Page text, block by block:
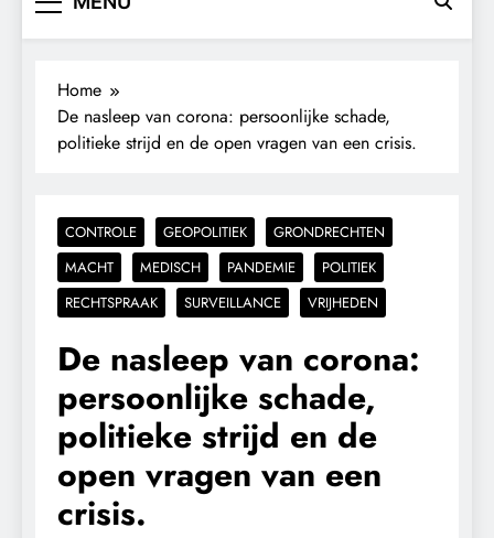
Home
De nasleep van corona: persoonlijke schade,
politieke strijd en de open vragen van een crisis.
CONTROLE GEOPOLITIEK
GRONDRECHTEN
MACHT
MEDISCH PANDEMIE
POLITIEK
RECHTSPRAAK
SURVEILLANCE VRIJHEDEN
De nasleep van corona:
persoonlijke schade,
politieke strijd en de
open vragen van een
crisis.